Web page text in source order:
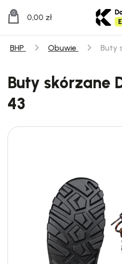
0 0,00 zł
BHP Obuwie Buty
Buty skórzane
43